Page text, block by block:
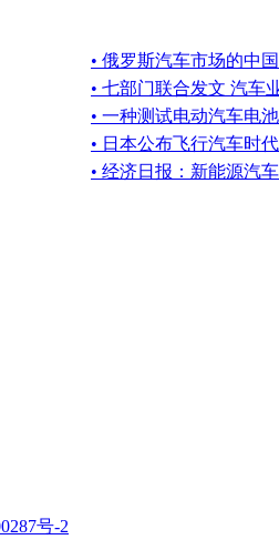
• 俄罗斯汽车市场的中
• 七部门联合发文 汽车
• 一种测试电动汽车电
• 日本公布飞行汽车时
• 经济日报：新能源汽
号-2